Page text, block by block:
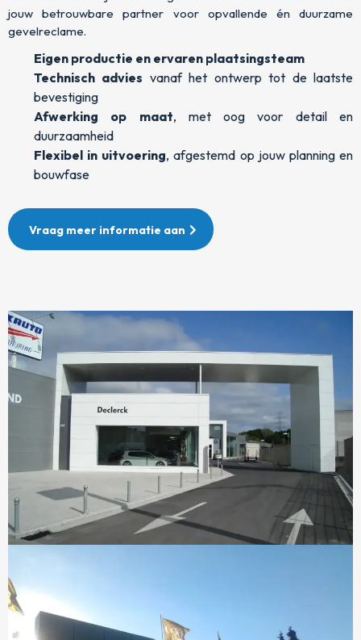
jouw betrouwbare partner voor opvallende én duurzame
gevelreclame.
Eigen productie en ervaren plaatsingsteam
Technisch advies vanaf het ontwerp tot de laatste
bevestiging
Afwerking op maat, met oog voor detail en
duurzaamheid
Flexibel in uitvoering, afgestemd op jouw planning en
bouwfase
Vraag meer informatie aan